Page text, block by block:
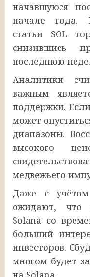
начавшуюся
начале года.
статьи SOL
снизившись
последнюю
Аналитики
важным
поддержки.
может
диапазоны.
высокого
медвежьего
Даже с
ожидают, что
Solana со
больший
инвесторов.
многом будет
на Solana.